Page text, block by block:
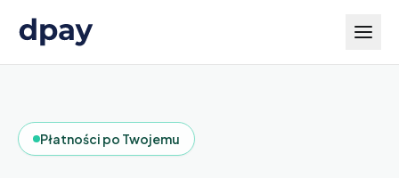
Płatności po Twojemu